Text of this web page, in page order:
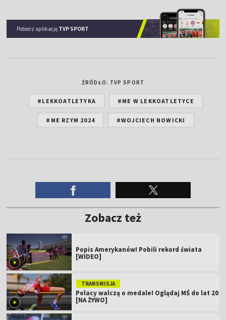
Pobierz aplikację TVP SPORT
ŹRÓDŁO: TVP SPORT
#LEKKOATLETYKA #ME W LEKKOATLETYCE
#ME RZYM 2024 #WOJCIECH NOWICKI
Zobacz też
Popis Amerykanów! Pobili rekord świata
[WIDEO]
TRANSMISJA
Polacy walczą o medale! Oglądaj MŚ do lat 20
[NA ŻYWO]